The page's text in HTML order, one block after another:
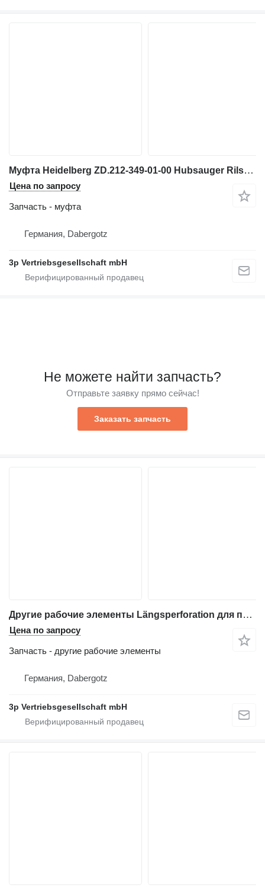
Муфта Heidelberg ZD.212-349-01-00 Hubsauger Rilsan для печатного оборудования
Цена по запросу
Запчасть - муфта
Германия, Dabergotz
3p Vertriebsgesellschaft mbH
Не можете найти запчасть?
Отправьте заявку прямо сейчас!
Заказать запчасть
Другие рабочие элементы Längsperforation для печатного оборудования Heidelberg GTO 52/46
Цена по запросу
Запчасть - другие рабочие элементы
Германия, Dabergotz
3p Vertriebsgesellschaft mbH